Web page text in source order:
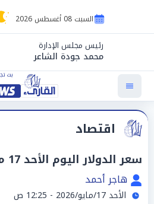
السبت 08 أغسطس 2026
رئيس مجلس الإدارة
محمد جودة الشاعر
اقتصاد
سعر الدولار اليوم الأحد 17 مايو أمام الجنيه
هاجر أحمد
الأحد 17/مايو/2026 - 12:25 ص